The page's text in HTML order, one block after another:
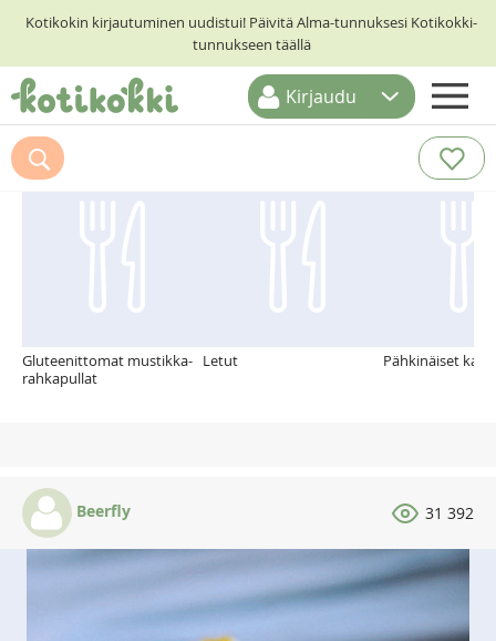
Kotikokin kirjautuminen uudistui! Päivitä Alma-tunnuksesi Kotikokki-
tunnukseen täällä
ETUSIVU
RESEPTIHAKU
Kirjaudu
Suosittelemme myös
Gluteenittomat mustikka-
rahkapullat
Letut Pähkinäiset
Beerfly 31 392